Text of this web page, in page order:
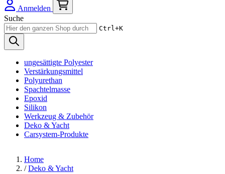
Anmelden
Suche
Ctrl+K
ungesättigte Polyester
Verstärkungsmittel
Polyurethan
Spachtelmasse
Epoxid
Silikon
Werkzeug & Zubehör
Deko & Yacht
Carsystem-Produkte
Home
/ Deko & Yacht